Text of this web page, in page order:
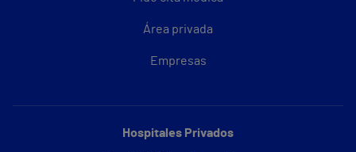
Área privada
Empresas
Hospitales Privados